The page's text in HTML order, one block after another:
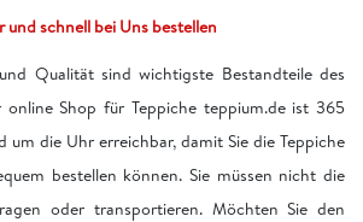
und schnell bei Uns bestellen
Qualität sind wichtigste Bestandteile des
online Shop für Teppiche teppium.de ist 365
um die Uhr erreichbar, damit Sie die Teppiche
bestellen können. Sie müssen nicht die
oder transportieren. Möchten Sie den